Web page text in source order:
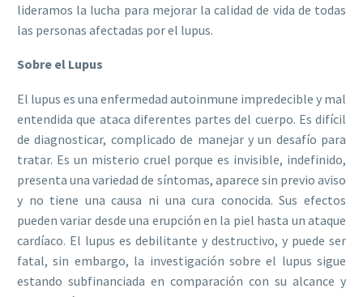
lideramos la lucha para mejorar la calidad de vida de todas
las personas afectadas por el lupus.
Sobre el Lupus
El lupus es una enfermedad autoinmune impredecible y mal
entendida que ataca diferentes partes del cuerpo. Es difícil
de diagnosticar, complicado de manejar y un desafío para
tratar. Es un misterio cruel porque es invisible, indefinido,
presenta una variedad de síntomas, aparece sin previo aviso
y no tiene una causa ni una cura conocida. Sus efectos
pueden variar desde una erupción en la piel hasta un ataque
cardíaco. El lupus es debilitante y destructivo, y puede ser
fatal, sin embargo, la investigación sobre el lupus sigue
estando subfinanciada en comparación con su alcance y